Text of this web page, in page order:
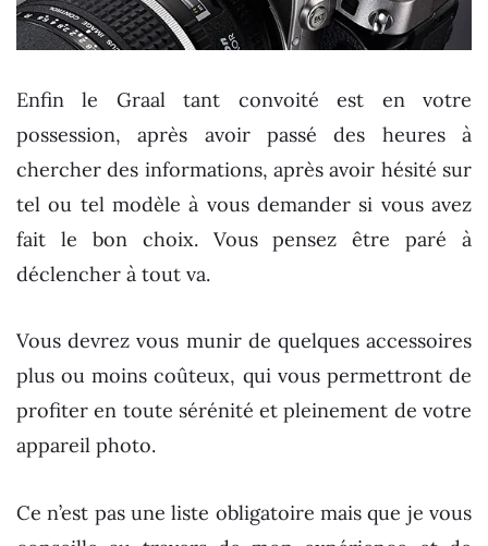
Enfin le Graal tant convoité est en votre
possession, après avoir passé des heures à
chercher des informations, après avoir hésité sur
tel ou tel modèle à vous demander si vous avez
fait le bon choix. Vous pensez être paré à
déclencher à tout va.
Vous devrez vous munir de quelques accessoires
plus ou moins coûteux, qui vous permettront de
profiter en toute sérénité et pleinement de votre
appareil photo.
Ce n’est pas une liste obligatoire mais que je vous